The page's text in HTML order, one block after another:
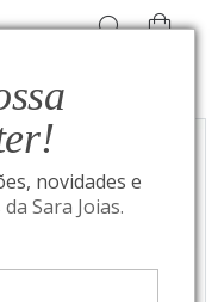
novidades e
Sara Joias.